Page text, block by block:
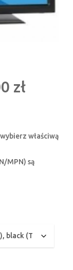
złZakres
właściwą
MPN) są